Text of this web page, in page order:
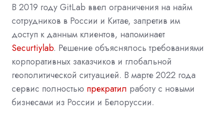
В 2019 году GitLab ввел ограничения на найм
сотрудников в России и Китае, запретив им
доступ к данным клиентов, напоминает
Securtiylab. Решение объяснялось требованиями
корпоративных заказчиков и глобальной
геополитической ситуацией. В марте 2022 года
сервис полностью прекратил работу с новыми
бизнесами из России и Белоруссии.